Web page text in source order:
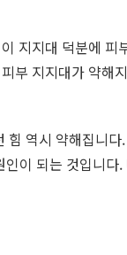
지지대 덕분에
지지대가 약
역시 약해집니
이 되는 것입니